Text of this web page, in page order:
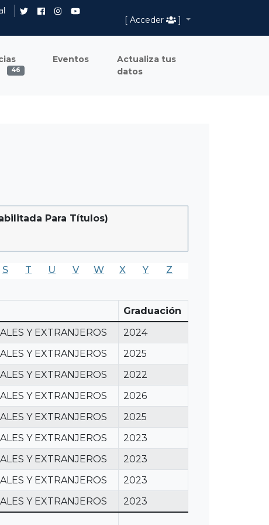
[ Acceder
]
46
Eventos
Actualiza tus
datos
Para Títulos)
S T U V W X Y Z
Graduación
Y EXTRANJEROS
2024
Y EXTRANJEROS
2025
Y EXTRANJEROS
2022
Y EXTRANJEROS
2026
Y EXTRANJEROS
2025
Y EXTRANJEROS
2023
Y EXTRANJEROS
2023
Y EXTRANJEROS
2023
Y EXTRANJEROS
2023